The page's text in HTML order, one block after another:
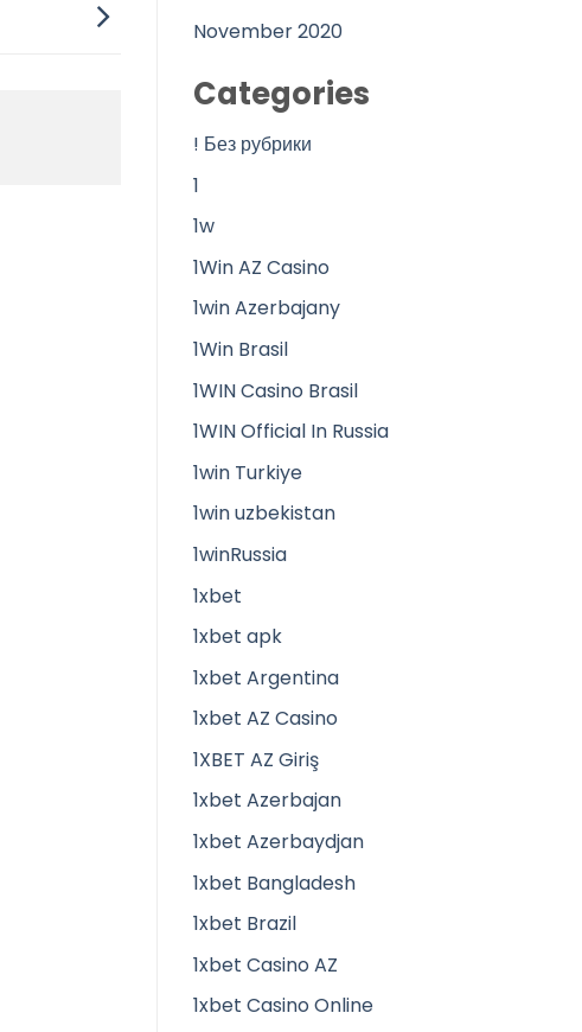
November 2020
Categories
! Без рубрики
1
1w
1Win AZ Casino
1win Azerbajany
1Win Brasil
1WIN Casino Brasil
1WIN Official In Russia
1win Turkiye
1win uzbekistan
1winRussia
1xbet
1xbet apk
1xbet Argentina
1xbet AZ Casino
1XBET AZ Giriş
1xbet Azerbajan
1xbet Azerbaydjan
1xbet Bangladesh
1xbet Brazil
1xbet Casino AZ
1xbet Casino Online